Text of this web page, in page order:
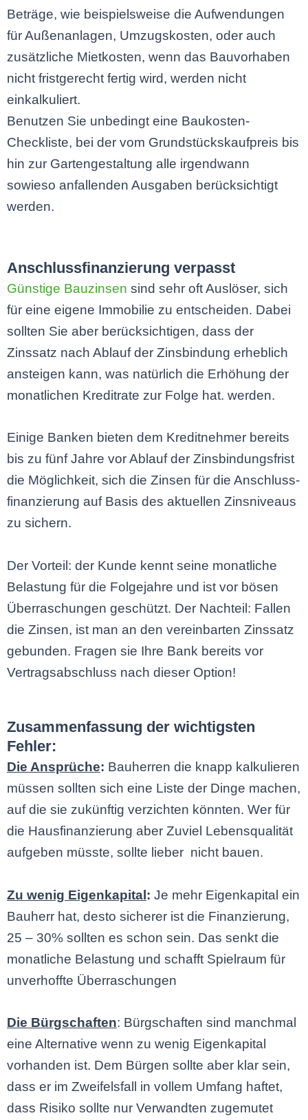
Beträge, wie beispielsweise die Aufwendungen
für Außenanlagen, Umzugskosten, oder auch
zusätzliche Mietkosten, wenn das Bauvorhaben
nicht fristgerecht fertig wird, werden nicht
einkalkuliert.
Benutzen Sie unbedingt eine Baukosten-
Checkliste, bei der vom Grundstückskaufpreis bis
hin zur Gartengestaltung alle irgendwann
sowieso anfallenden Ausgaben berücksichtigt
werden.
Anschlussfinanzierung verpasst
Günstige Bauzinsen sind sehr oft Auslöser, sich
für eine eigene Immobilie zu entscheiden. Dabei
sollten Sie aber berücksichtigen, dass der
Zinssatz nach Ablauf der Zinsbindung erheblich
ansteigen kann, was natürlich die Erhöhung der
monatlichen Kreditrate zur Folge hat. werden.
Einige Banken bieten dem Kreditnehmer bereits
bis zu fünf Jahre vor Ablauf der Zinsbindungsfrist
die Möglichkeit, sich die Zinsen für die Anschluss-
finanzierung auf Basis des aktuellen Zinsniveaus
zu sichern.
Der Vorteil: der Kunde kennt seine monatliche
Belastung für die Folgejahre und ist vor bösen
Überraschungen geschützt. Der Nachteil: Fallen
die Zinsen, ist man an den vereinbarten Zinssatz
gebunden. Fragen sie Ihre Bank bereits vor
Vertragsabschluss nach dieser Option!
Zusammenfassung der wichtigsten
Fehler:
Die Ansprüche: Bauherren die knapp kalkulieren
müssen sollten sich eine Liste der Dinge machen,
auf die sie zukünftig verzichten könnten. Wer für
die Hausfinanzierung aber Zuviel Lebensqualität
aufgeben müsste, sollte lieber nicht bauen.
Zu wenig Eigenkapital: Je mehr Eigenkapital ein
Bauherr hat, desto sicherer ist die Finanzierung,
25 – 30% sollten es schon sein. Das senkt die
monatliche Belastung und schafft Spielraum für
unverhoffte Überraschungen
Die Bürgschaften: Bürgschaften sind manchmal
eine Alternative wenn zu wenig Eigenkapital
vorhanden ist. Dem Bürgen sollte aber klar sein,
dass er im Zweifelsfall in vollem Umfang haftet,
dass Risiko sollte nur Verwandten zugemutet